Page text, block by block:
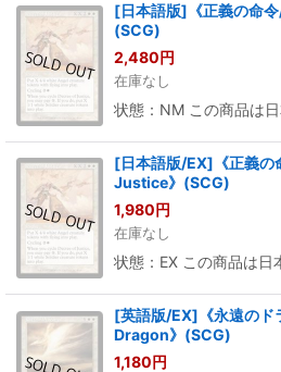
[日本語版]《正義の命
(SCG)
2,480円
在庫なし
状態：NM この商品は日
[日本語版/EX]《正義
Justice》(SCG)
1,980円
在庫なし
状態：EX この商品は日
[英語版/EX]《永遠のド
Dragon》(SCG)
1,180円